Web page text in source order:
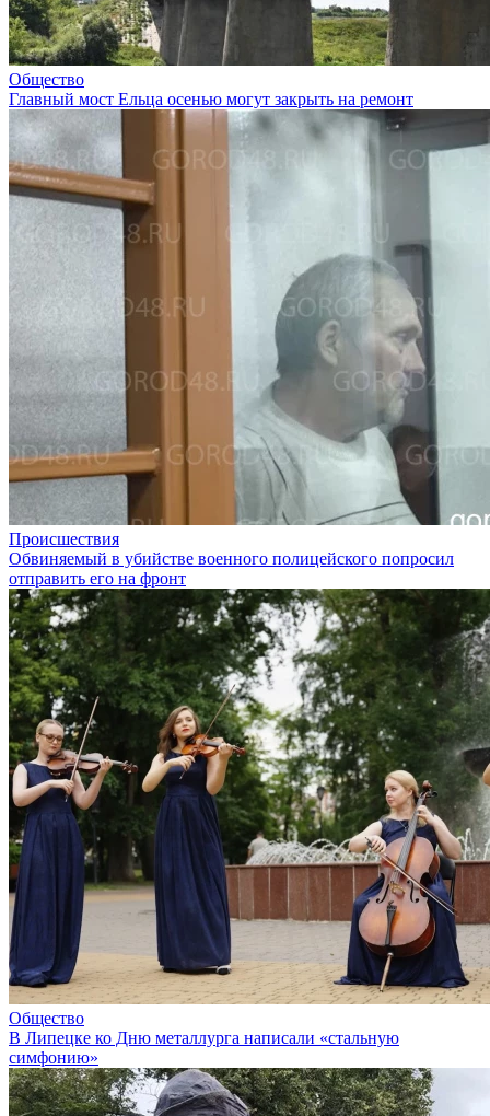
Общество
Главный мост Ельца осенью могут закрыть на ремонт
Происшествия
Обвиняемый в убийстве военного полицейского попросил
отправить его на фронт
Общество
В Липецке ко Дню металлурга написали «стальную
симфонию»